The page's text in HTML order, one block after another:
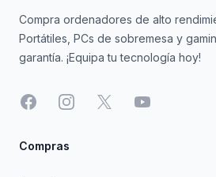
Compra ordenadores de alto
Portátiles, PCs de sobremesa y
garantía. ¡Equipa tu tecnología hoy!
FacebookInstagram
X YouTube
Compras